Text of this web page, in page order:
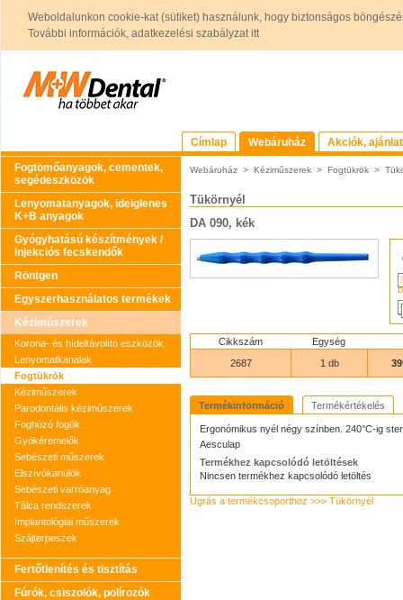
Weboldalunkon cookie-kat (sütiket) használunk, hogy biztonságos
További információk, adatkezelési szabályzat itt
Címlap Webáruház
Akciók,
Fogtömőanyagok, cementek,
segédeszközök
Lenyomatanyagok, ideiglenes
K+B anyagok
Gyógyhatású készítmények /
Injekciós fecskendők
Röntgen
Egyszerhasználatos termékek
Kéziműszerek
Korona- és hídeltávolító eszközök
Lenyomatkanalak
Fogtükrök
Kéziműszerek
Parodontális kéziműszerek
Foghúzó fogók
Gyökéremelők
Sebészeti műszerek
Elszívókanülök
Sebészeti varróanyag
Tálca rendszerek
Implantológiai műszerek
Szájterpeszek
Fertőtlenítés és tisztítás
Fúrók, csiszolók, polírozók
Webáruház > Kéziműszerek > Fogtükrök >
Tükörnyél
DA 090, kék
Cikkszám
Egység
2687
1 db
Termékinformáció Termékértékelés
Ergonómikus nyél négy színben. 240°C-ig
Aesculap
Termékhez kapcsolódó letöltések
Nincsen termékhez kapcsolódó letöltés
Ugrás a termékcsoporthoz >>> Tükörnyél